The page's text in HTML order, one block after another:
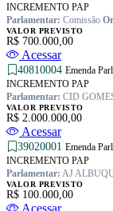
INCREMENTO PAP
Parlamentar: Comissão
VALOR PREVISTO
R$ 700.000,00
Acessar
40810004 Emenda
INCREMENTO PAP
Parlamentar: CID
VALOR PREVISTO
R$ 2.000.000,00
Acessar
39020001 Emenda
INCREMENTO PAP
Parlamentar: AJ
VALOR PREVISTO
R$ 100.000,00
Acessar